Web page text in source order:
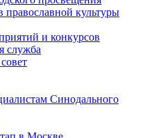
православной культуры
и конкурсов
служба
Синодального